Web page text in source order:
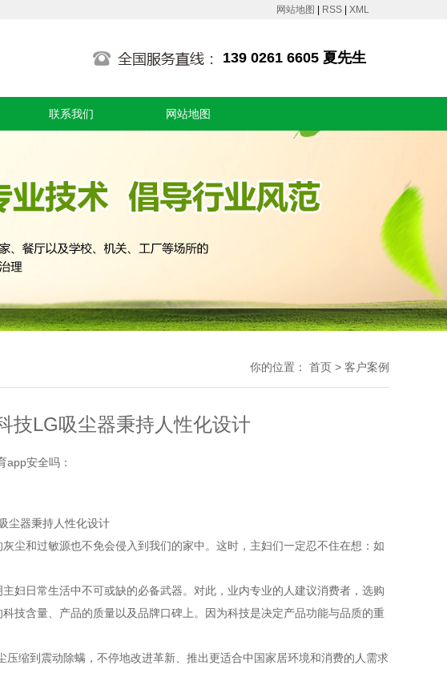
网站地图 RSS XML
139 0261 6605 夏先生
联系我们 网站地图
你的位置： 首页 > 客户案例
技LG吸尘器秉持人性化设计
app安全吗：
和过敏源也不免会侵入到我们的家中。这时，主妇们一定忍不住在想：如
日常生活中不可或缺的必备武器。对此，业内专业的人建议消费者，选购
技含量、产品的质量以及品牌口碑上。因为科技是决定产品功能与品质的重
到震动除螨，不停地改进革新、推出更适合中国家居环境和消费的人需求